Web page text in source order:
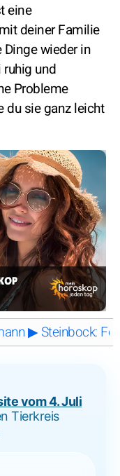
eine
deiner Familie
wieder in
und
Probleme
du sie ganz leicht
▶ Steinbock:
vom 4. Juli
Tierkreis